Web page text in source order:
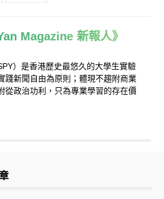
Magazine 新報人》
）是香港歷史最悠久的大學生實驗
踐新聞自由為原則；體現不趨附商業
從政治功利，只為專業學習的存在價